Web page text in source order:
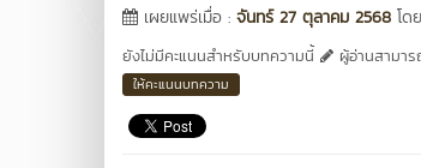
เผยแพร่เมื่อ : จันทร์ 27 ตุลาคม 2568 โดย
ยังไม่มีคะแนนสำหรับบทความนี้
ผู้อ่านสามา
ให้คะแนนบทความ